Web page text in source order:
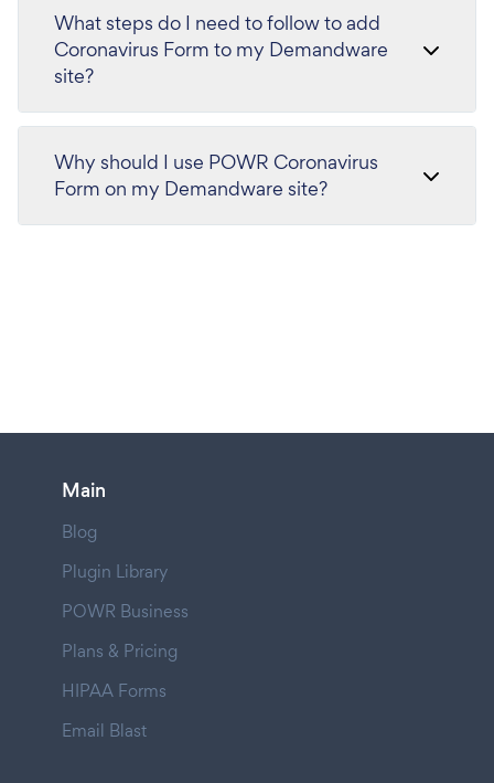
What steps do I need to follow to add
Coronavirus Form to my Demandware
site?
Why should I use POWR Coronavirus
Form on my Demandware site?
Main
Blog
Plugin Library
POWR Business
Plans & Pricing
HIPAA Forms
Email Blast